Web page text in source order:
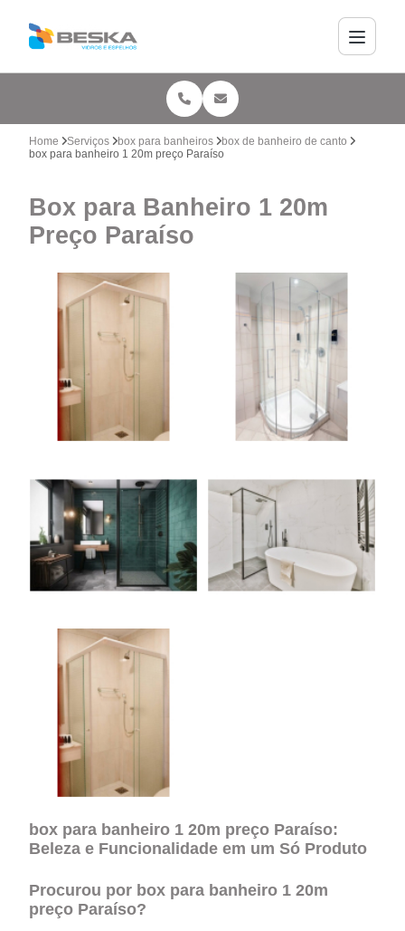
Home Serviços box para banheiros
box de banheiro de canto
box para banheiro 1 20m preço Paraíso
Box para Banheiro 1 20m
Preço Paraíso
box para banheiro 1 20m preço Paraíso:
Beleza e Funcionalidade em um Só Produto
Procurou por box para banheiro 1 20m
preço Paraíso?